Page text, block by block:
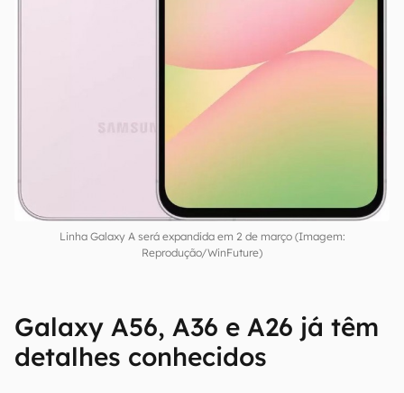
Linha Galaxy A será expandida em 2 de março (Imagem:
Reprodução/WinFuture)
Galaxy A56, A36 e A26 já têm
detalhes conhecidos